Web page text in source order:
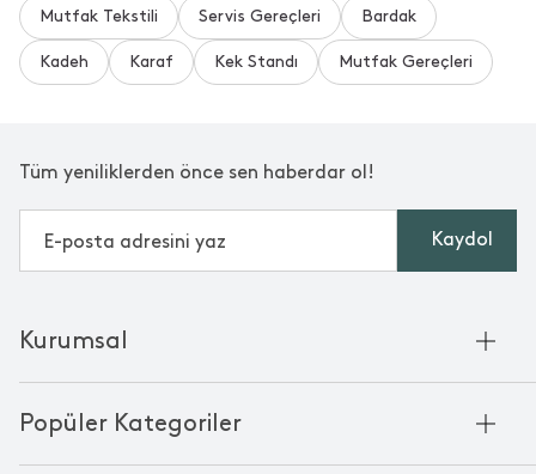
Mutfak Tekstili Servis Gereçleri Bardak
Kadeh Karaf Kek Standı Mutfak Gereçleri
Tüm yeniliklerden önce sen haberdar ol!
Kaydol
Popüler Kategoriler
Kurumsal
Kurumsal Satış